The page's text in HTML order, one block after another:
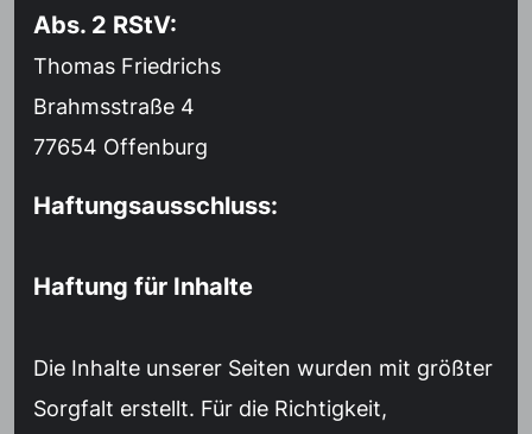
Abs. 2 RStV:
Thomas Friedrichs
Brahmsstraße 4
77654 Offenburg
Haftungsausschluss:
Haftung für Inhalte
Die Inhalte unserer Seiten wurden mit größter
Sorgfalt erstellt. Für die Richtigkeit,